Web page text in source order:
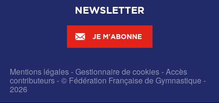
NEWSLETTER
JE M'ABONNE
Mentions légales-Gestionnaire de cookies-Accès
contributeurs- © Fédération Française de Gymnastique -
2026